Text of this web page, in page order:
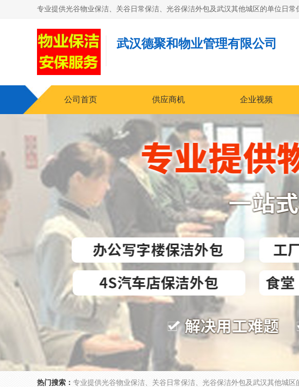
武汉德聚和物业管理有限公司
公司首页 供应商机 企业视频
热门搜索：